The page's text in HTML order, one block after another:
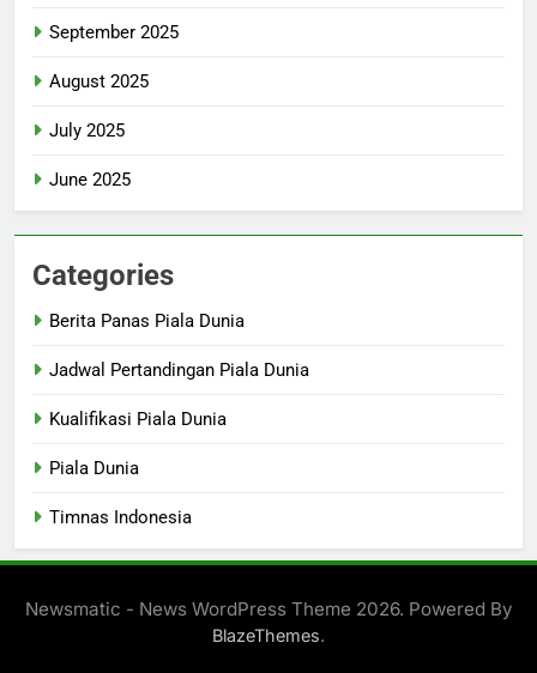
September 2025
August 2025
July 2025
June 2025
Categories
Berita Panas Piala Dunia
Jadwal Pertandingan Piala Dunia
Kualifikasi Piala Dunia
Piala Dunia
Timnas Indonesia
Newsmatic - News WordPress Theme 2026. Powered By
BlazeThemes.